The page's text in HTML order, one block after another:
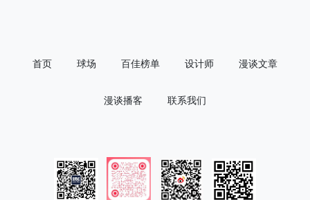
首页 球场 百佳榜单 设计师 漫谈文章
漫谈播客 联系我们